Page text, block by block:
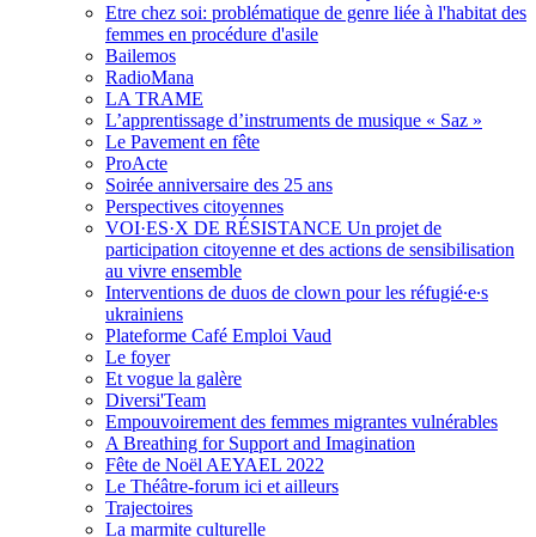
Etre chez soi: problématique de genre liée à l'habitat des
femmes en procédure d'asile
Bailemos
RadioMana
LA TRAME
L’apprentissage d’instruments de musique « Saz »
Le Pavement en fête
ProActe
Soirée anniversaire des 25 ans
Perspectives citoyennes
VOI·ES·X DE RÉSISTANCE Un projet de
participation citoyenne et des actions de sensibilisation
au vivre ensemble
Interventions de duos de clown pour les réfugié∙e∙s
ukrainiens
Plateforme Café Emploi Vaud
Le foyer
Et vogue la galère
Diversi'Team
Empouvoirement des femmes migrantes vulnérables
A Breathing for Support and Imagination
Fête de Noël AEYAEL 2022
Le Théâtre-forum ici et ailleurs
Trajectoires
La marmite culturelle